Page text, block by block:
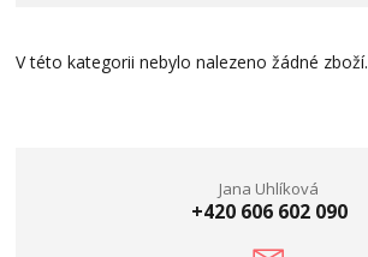
V této kategorii nebylo nalezeno žádné zboží.
Jana Uhlíková
+420 606 602 090